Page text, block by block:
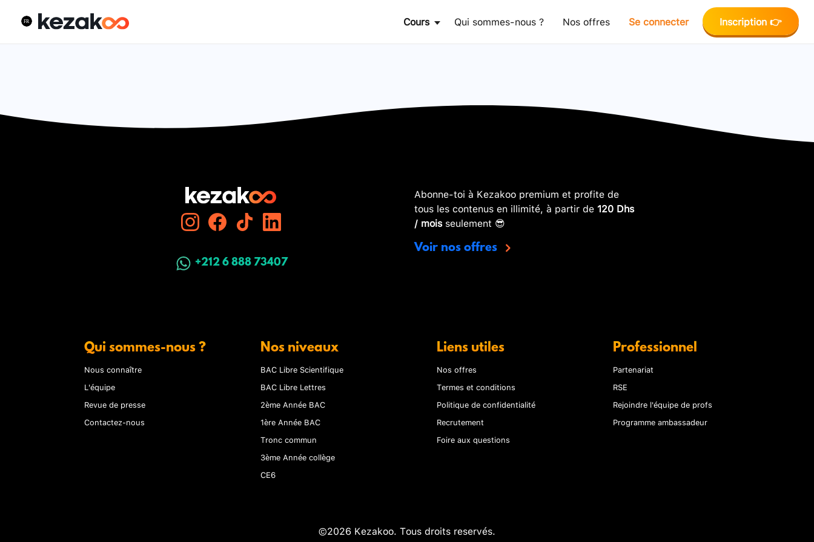
Cours Qui sommes-nous ? Nos offres Se connecter Inscription 👉
+212 6 888 73407
Abonne-toi à Kezakoo premium et profite de
tous les contenus en illimité, à partir de 120 Dhs
/ moisseulement 😎
Voir nos offres
Qui sommes-nous ?
Nous connaître
L'équipe
Revue de presse
Contactez-nous
Nos niveaux
BAC Libre Scientifique
BAC Libre Lettres
2ème Année BAC
1ère Année BAC
Tronc commun
3ème Année collège
CE6
Liens utiles
Nos offres
Termes et conditions
Politique de confidentialité
Recrutement
Foire aux questions
Professionnel
Partenariat
RSE
Rejoindre l'équipe de profs
Programme ambassadeur
©2026 Kezakoo. Tous droits reservés.